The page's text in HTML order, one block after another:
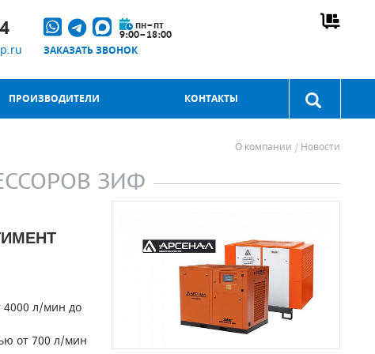
пн–пт
9:00–18:00
ЗАКАЗАТЬ ЗВОНОК
ПРОИЗВОДИТЕЛИ КОНТАКТЫ
О компании Новости
ЗИФ
4000 л/мин до
от 700 л/мин